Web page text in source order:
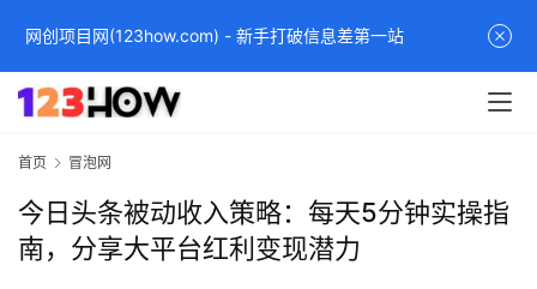
首页 冒泡网
今日头条被动收入策略：每天5分钟实操指
南，分享大平台红利变现潜力
网创项目网(123how.com) - 新手打破信息差第一站